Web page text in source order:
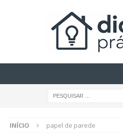
INÍCIO papel de parede